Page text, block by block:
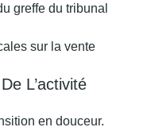
greffe du tribunal
sur la vente
L’activité
en douceur.